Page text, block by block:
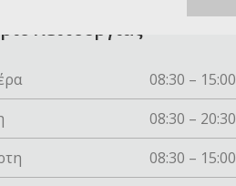
λειτουργίας
08:30 – 15:00
08:30 – 20:30
08:30 – 15:00